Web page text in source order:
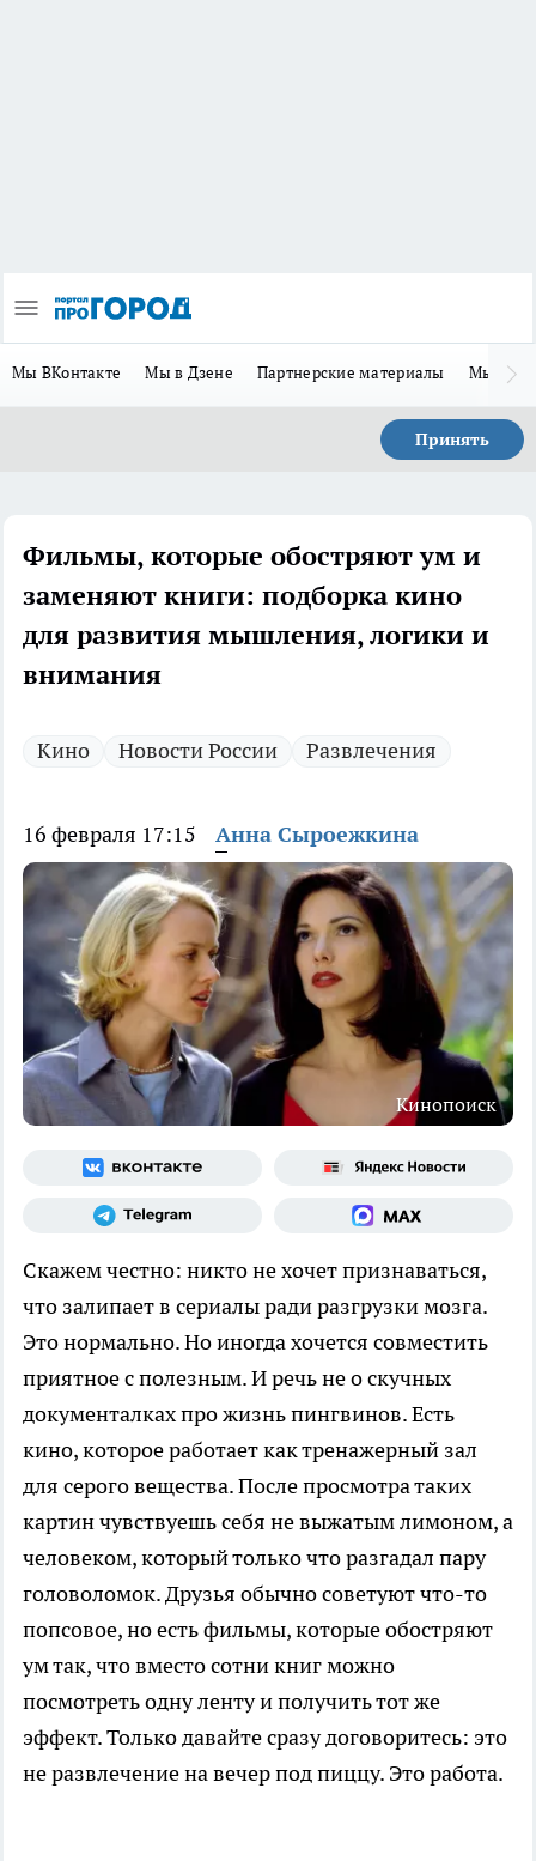
Мы ВКонтакте Мы в Дзене Партнерские материалы Мы в
Принять
Фильмы, которые обостряют ум и
заменяют книги: подборка кино
для развития мышления, логики и
внимания
Кино Новости России Развлечения
16 февраля 17:15 Анна Сыроежкина
Кинопоиск
Скажем честно: никто не хочет признаваться,
что залипает в сериалы ради разгрузки мозга.
Это нормально. Но иногда хочется совместить
приятное с полезным. И речь не о скучных
документалках про жизнь пингвинов. Есть
кино, которое работает как тренажерный зал
для серого вещества. После просмотра таких
картин чувствуешь себя не выжатым лимоном, а
человеком, который только что разгадал пару
головоломок. Друзья обычно советуют что-то
попсовое, но есть фильмы, которые обостряют
ум так, что вместо сотни книг можно
посмотреть одну ленту и получить тот же
эффект. Только давайте сразу договоритесь: это
не развлечение на вечер под пиццу. Это работа.